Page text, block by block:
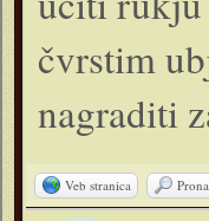
čvrstim
nagraditi
Veb stranica